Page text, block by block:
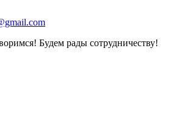
Будем рады сотрудничеству!